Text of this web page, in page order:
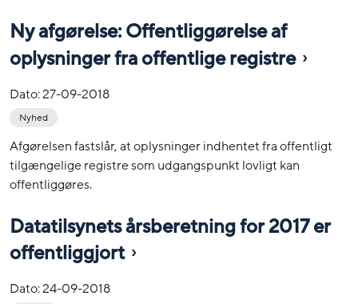
Ny afgørelse: Offentliggørelse af
oplysninger fra offentlige registre
Dato:27-09-2018
Nyhed
Afgørelsen fastslår, at oplysninger indhentet fra offentligt
tilgængelige registre som udgangspunkt lovligt kan
offentliggøres.
Datatilsynets årsberetning for 2017 er
offentliggjort
Dato:24-09-2018